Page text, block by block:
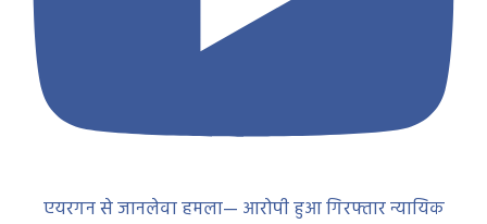
एयरगन से जानलेवा हमला— आरोपी हुआ गिरफ्तार न्यायिक
रिमांड पर भेजा जेल..Bharat 24News